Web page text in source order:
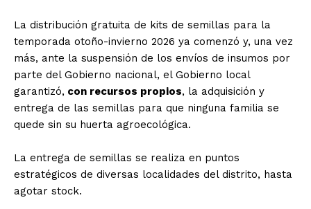
La distribución gratuita de kits de semillas para la
temporada otoño-invierno 2026 ya comenzó y, una vez
más, ante la suspensión de los envíos de insumos por
parte del Gobierno nacional, el Gobierno local
garantizó, con recursos propios, la adquisición y
entrega de las semillas para que ninguna familia se
quede sin su huerta agroecológica.
La entrega de semillas se realiza en puntos
estratégicos de diversas localidades del distrito, hasta
agotar stock.